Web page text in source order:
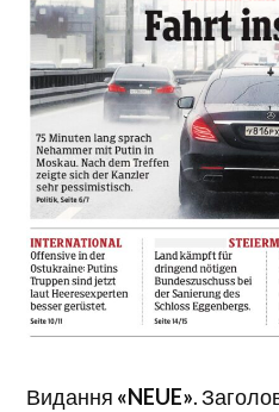
Видання «NEUE».